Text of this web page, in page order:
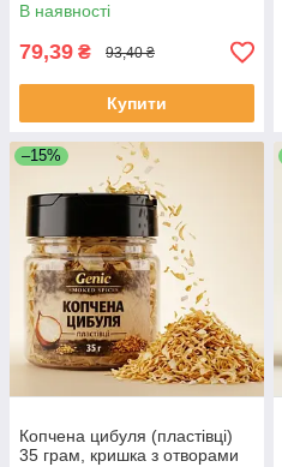
В наявності
79,39 ₴ 93,40 ₴
Купити
–15%
Копчена цибуля (пластівці)
35 грам, кришка з отворами